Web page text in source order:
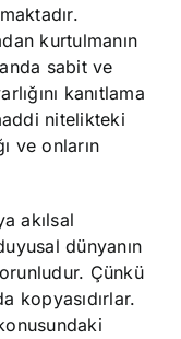
kurtulmanın
sabit ve
kanıtlama
nitelikteki
ve onların
akılsal
dünyanın
Çünkü
kopyasıdırlar.